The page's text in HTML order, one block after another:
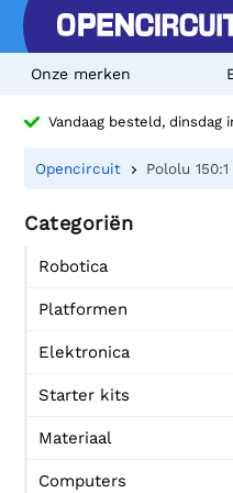
Onze merken
Vandaag besteld, dinsdag
Opencircuit Pololu
Categoriën
Robotica
Platformen
Elektronica
Starter kits
Materiaal
Computers